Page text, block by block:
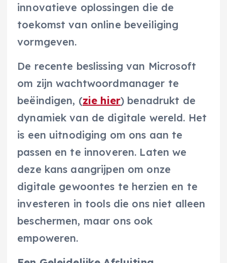
innovatieve oplossingen die de
toekomst van online beveiliging
vormgeven.
De recente beslissing van Microsoft
om zijn wachtwoordmanager te
beëindigen, (zie hier) benadrukt de
dynamiek van de digitale wereld. Het
is een uitnodiging om ons aan te
passen en te innoveren. Laten we
deze kans aangrijpen om onze
digitale gewoontes te herzien en te
investeren in tools die ons niet alleen
beschermen, maar ons ook
empoweren.